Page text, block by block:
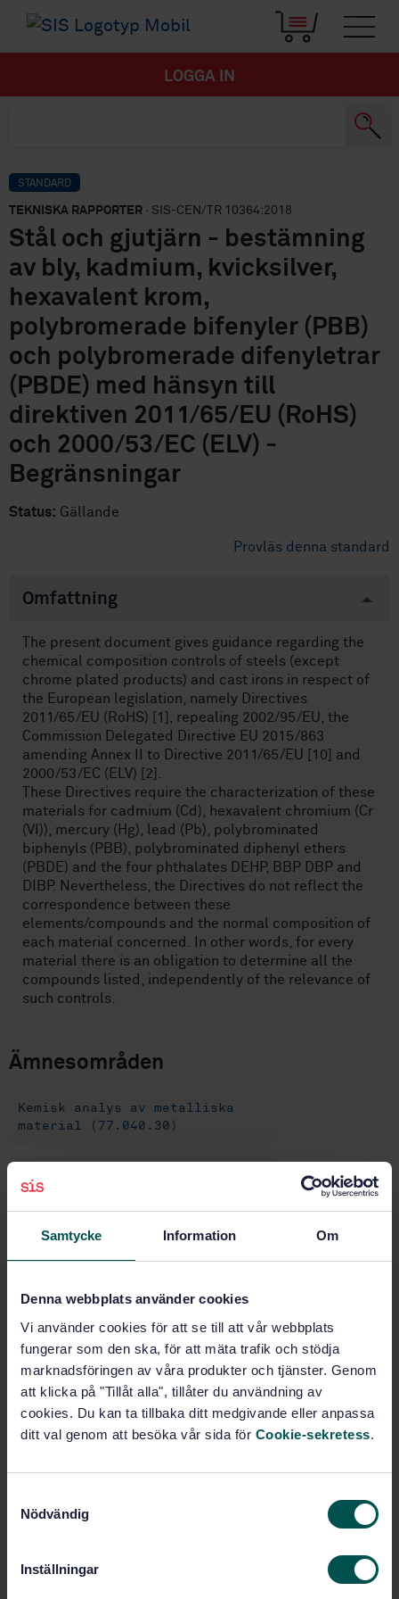
Samtycke Information Om
Denna webbplats använder cookies
Vi använder cookies för att se till att vår webbplats
fungerar som den ska, för att mäta trafik och stödja
marknadsföringen av våra produkter och tjänster. Genom
att klicka på "Tillåt alla", tillåter du användning av
cookies. Du kan ta tillbaka ditt medgivande eller anpassa
ditt val genom att besöka vår sida för Cookie-sekretess.
Nödvändig
Inställningar
LOGGA IN
STANDARD
TEKNISKA RAPPORTER · SIS-CEN/TR 10364:2018
Stål och gjutjärn - bestämning
av bly, kadmium, kvicksilver,
hexavalent krom,
polybromerade bifenyler (PBB)
och polybromerade difenyletrar
(PBDE) med hänsyn till
direktiven 2011/65/EU (RoHS)
och 2000/53/EC (ELV) -
Begränsningar
Status: Gällande
Provläs denna standard
Omfattning
The present document gives guidance regarding the
chemical composition controls of steels (except
chrome plated products) and cast irons in respect of
the European legislation, namely Directives
2011/65/EU (RoHS) [1], repealing 2002/95/EU, the
Commission Delegated Directive EU 2015/863
amending Annex II to Directive 2011/65/EU [10] and
2000/53/EC (ELV) [2].
These Directives require the characterization of these
materials for cadmium (Cd), hexavalent chromium (Cr
(VI)), mercury (Hg), lead (Pb), polybrominated
biphenyls (PBB), polybrominated diphenyl ethers
(PBDE) and the four phthalates DEHP, BBP DBP and
DIBP. Nevertheless, the Directives do not reflect the
correspondence between these
elements/compounds and the normal composition of
each material concerned. In other words, for every
material there is an obligation to determine all the
compounds listed, independently of the relevance of
such controls.
Ämnesområden
Kemisk analys av metalliska
material (77.040.30)
Järn och stål Allmänt
(77.080.01)
Köp denna standard
STANDARD
TEKNISKA RAPPORTER· SIS-CEN/TR 10364:2018
Stål och gjutjärn - bestämning av bly, kadmium,
kvicksilver, hexavalent krom, polybromerade
bifenyler (PBB) och polybromerade difenyletrar
(PBDE) med hänsyn till direktiven 2011/65/EU (RoHS)
och 2000/53/EC (ELV) - Begränsningar
Prenumerera på standarden - Läs mer
687 SEK
PDF